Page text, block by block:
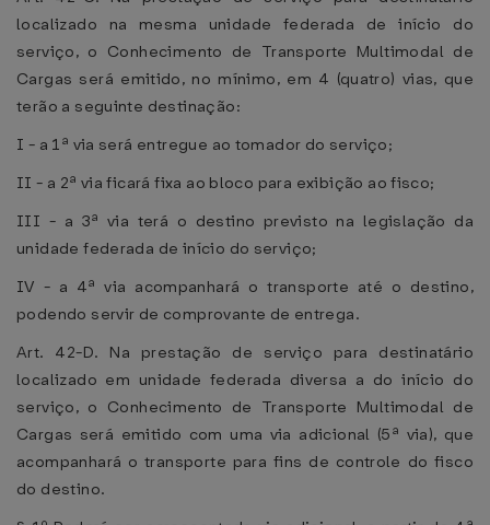
localizado na mesma unidade federada de início do
serviço, o Conhecimento de Transporte Multimodal de
Cargas será emitido, no mínimo, em 4 (quatro) vias, que
terão a seguinte destinação:
I - a 1ª via será entregue ao tomador do serviço;
II - a 2ª via ficará fixa ao bloco para exibição ao fisco;
III - a 3ª via terá o destino previsto na legislação da
unidade federada de início do serviço;
IV - a 4ª via acompanhará o transporte até o destino,
podendo servir de comprovante de entrega.
Art. 42-D. Na prestação de serviço para destinatário
localizado em unidade federada diversa a do início do
serviço, o Conhecimento de Transporte Multimodal de
Cargas será emitido com uma via adicional (5ª via), que
acompanhará o transporte para fins de controle do fisco
do destino.